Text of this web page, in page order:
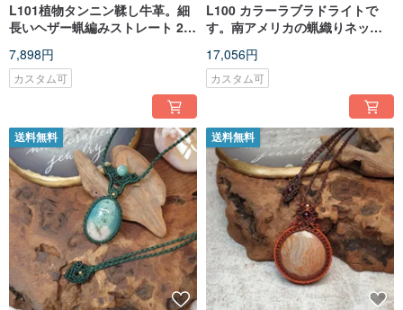
L101植物タンニン鞣し牛革。細
長いヘザー蝋編みストレート 2
7,898円
カスタム可
L100 カラーラブラドライトで
す。南アメリカの蝋織りネック
17,056円
カスタム可
送料無料 送料無料